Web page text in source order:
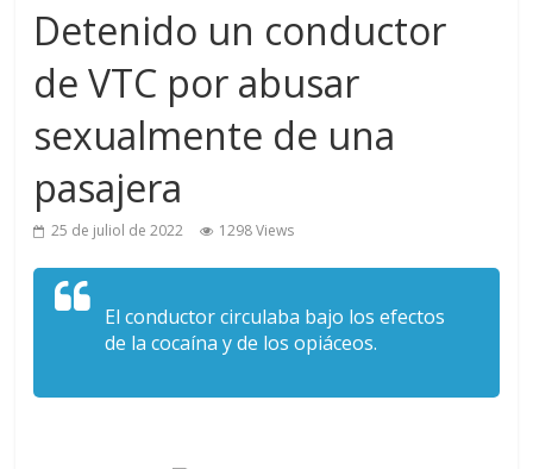
Detenido un conductor
de VTC por abusar
sexualmente de una
pasajera
25 de juliol de 2022 1298 Views
El conductor circulaba bajo los efectos
de la cocaína y de los opiáceos.